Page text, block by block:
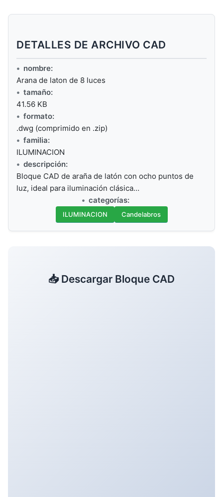
DETALLES DE ARCHIVO CAD
nombre:
Arana de laton de 8 luces
tamaño:
41.56 KB
formato:
.dwg (comprimido en .zip)
familia:
ILUMINACION
descripción:
Bloque CAD de araña de latón con ocho puntos de
luz, ideal para iluminación clásica…
categorías:
ILUMINACION Candelabros
📥 Descargar Bloque CAD